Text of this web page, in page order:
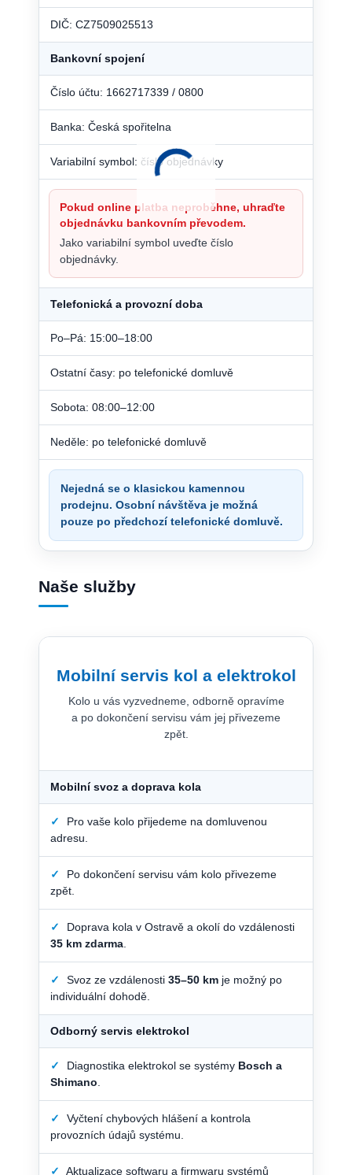
DIČ: CZ7509025513
Bankovní spojení
Číslo účtu: 1662717339 / 0800
Banka: Česká spořitelna
Variabilní symbol: číslo objednávky
Pokud online platba neproběhne, uhraďte
objednávku bankovním převodem.
Jako variabilní symbol uveďte číslo
objednávky.
Telefonická a provozní doba
Po–Pá: 15:00–18:00
Ostatní časy: po telefonické domluvě
Sobota: 08:00–12:00
Neděle: po telefonické domluvě
Nejedná se o klasickou kamennou
prodejnu. Osobní návštěva je možná
pouze po předchozí telefonické domluvě.
Naše služby
Mobilní servis kol a elektrokol
Kolo u vás vyzvedneme, odborně opravíme
a po dokončení servisu vám jej přivezeme
zpět.
Mobilní svoz a doprava kola
✓
Pro vaše kolo přijedeme na domluvenou
adresu.
✓
Po dokončení servisu vám kolo přivezeme
zpět.
✓
Doprava kola v Ostravě a okolí do vzdálenosti
35 km zdarma.
✓ Svoz ze vzdálenosti 35–50 km je možný po
individuální dohodě.
Odborný servis elektrokol
✓ Diagnostika elektrokol se systémy Bosch a
Shimano.
✓
Vyčtení chybových hlášení a kontrola
provozních údajů systému.
✓ Aktualizace softwaru a firmwaru systémů